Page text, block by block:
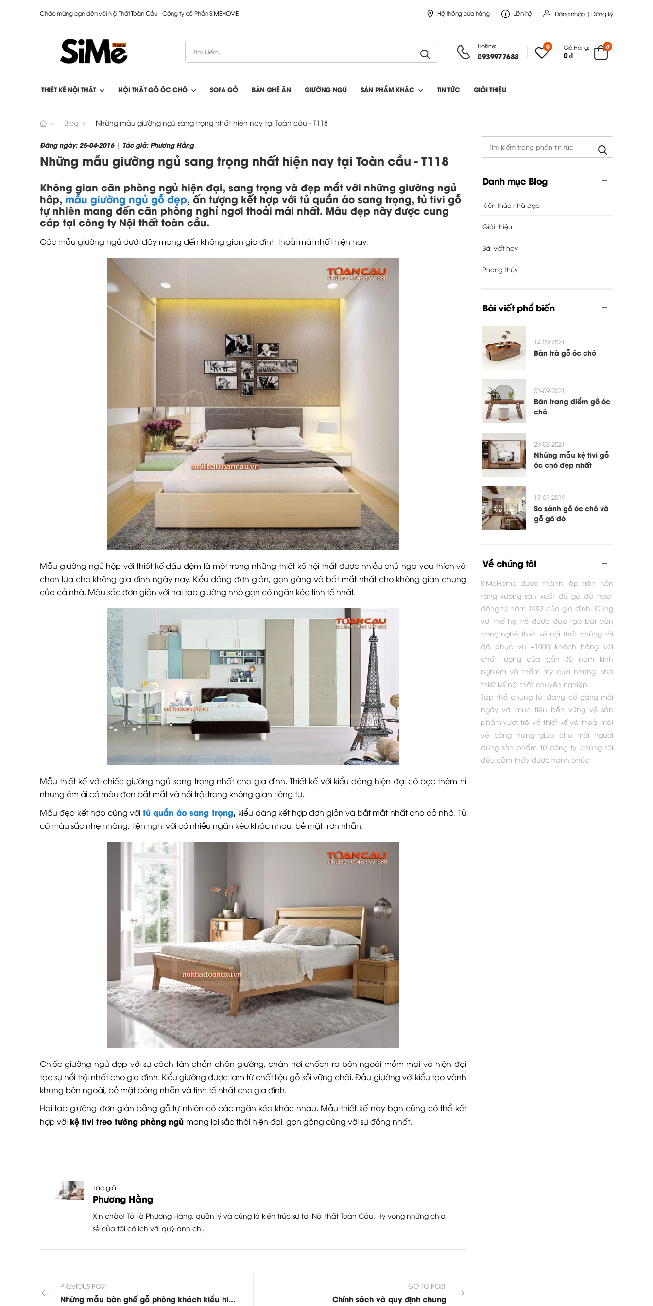
Chào mừng bạn đến với Nội Thất Toàn Cầu - Công ty cổ Phần SIMEHOME Hệ thống cửa hàng Liên hệ Đăng nhập | Đăng ký
Hotline:
0939977688
0 Giỏ Hàng:
0 ₫
0
THIẾT KẾ NỘI THẤT NỘI THẤT GỖ ÓC CHÓ SOFA GỖ BÀN GHẾ ĂN GIƯỜNG NGỦ SẢN PHẨM KHÁC TIN TỨC GIỚI THIỆU
Blog Những mẫu giường ngủ sang trọng nhất hiện nay tại Toàn cầu - T118
Đăng ngày: 25-04-2016| Tác giả: Phương Hằng
Những mẫu giường ngủ sang trọng nhất hiện nay tại Toàn cầu - T118
Không gian căn phòng ngủ hiện đại, sang trọng và đẹp mắt với những giường ngủ
hôp, mẫu giường ngủ gỗ đẹp, ấn tượng kết hợp với tủ quần áo sang trọng, tủ tivi gỗ
tự nhiên mang đến căn phòng nghỉ ngơi thoải mái nhất. Mẫu đẹp này được cung
cáp tại công ty Nội thất toàn cầu.
Các mẫu giường ngủ dưới đây mang đến không gian gia đình thoải mái nhất hiện nay:
Mẫu giường ngủ hộp với thiết kế dấu đệm là một rrong những thiết kế nội thất được nhiều chủ nga yeu thích và
chọn lựa cho không gia đình ngày nay. Kiểu dáng đơn giản, gọn gàng và bắt mắt nhất cho không gian chung
của cả nhà. Màu sắc đơn giản với hai tab giường nhỏ gọn có ngăn kéo tinh tế nhất.
Mẫu thiết kế với chiếc giường ngủ sang trọng nhất cho gia đình. Thiết kế với kiểu dáng hiện đại có bọc thêm nỉ
nhung êm ái có màu đen bắt mắt và nổi trội trong không gian riêng tư.
Mẫu đẹp kết hợp cùng với tủ quần áo sang trọng, kiểu dáng kết hợp đơn giản và bắt mắt nhất cho cả nhà. Tủ
có màu sắc nhẹ nhàng, tiện nghi với có nhiều ngăn kéo khác nhau, bề mặt trơn nhẵn.
Chiếc giường ngủ đẹp với sự cách tân phần chân giường, chân hơi chếch ra bên ngoài mềm mại và hiện đại
tạo sự nổi trội nhất cho gia đình. Kiểu giường được lam từ chất liệu gỗ sồi vững chãi. Đầu giường với kiểu tạo vành
khung bên ngoài, bề mặt bóng nhẵn và tinh tế nhất cho gia đình.
Hai tab giường đơn giản bằng gỗ tự nhiên có các ngăn kéo khác nhau. Mẫu thiết kế này bạn cũng có thể kết
hợp với kệ tivi treo tường phòng ngủ mang lại sắc thái hiện đại, gọn gàng cùng với sự đồng nhất.
Tác giả
Phương Hằng
Xin chào! Tôi là Phương Hằng, quản lý và cũng là kiến trúc sư tại Nội thất Toàn Cầu. Hy vọng những chia
sẻ của tôi có ích với quý anh chị.
PREVIOUS POST
Những mẫu bàn ghế gỗ phòng khách kiểu hiện đại, bàn trà gỗ tự nhiên - T117
GO TO POST
Chính sách và quy định chung
Danh mục Blog
Kiến thức nhà đẹp
Giới thiệu
Bài viết hay
Phong thủy
Bài viết phổ biến
14-09-2021
Bàn trà gỗ óc chó
03-09-2021
Bàn trang điểm gỗ óc
chó
29-08-2021
Những mẫu kệ tivi gỗ
óc chó đẹp nhất
17-01-2019
So sánh gỗ óc chó và
gỗ gõ đỏ
Về chúng tôi
SiMeHome được thành lập trên nền
tảng xưởng sản xuất đồ gỗ đã hoạt
động từ năm 1993 của gia đình. Cùng
với thế hệ trẻ được đào tạo bài bản
trong nghề thiết kế nội thất chúng tôi
đã phục vụ +1000 khách hàng với
chất lượng của gần 30 năm kinh
nghiệm và thẩm mỹ của những Nhà
thiết kế nội thất chuyên nghiệp.
Tập thể chúng tôi đang cố gắng mỗi
ngày với mục tiêu bền vững về sản
phẩm vượt trội về thiết kế và thoải mái
về công năng giúp cho mỗi người
dùng sản phẩm từ công ty chúng tôi
đều cảm thấy được hạnh phúc